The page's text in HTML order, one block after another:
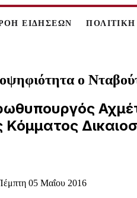
ΕΙΔΗΣΕΩΝ ΠΟΛΙΤΙΚΗ
ο
Κόμματος
05 Μαΐου 2016